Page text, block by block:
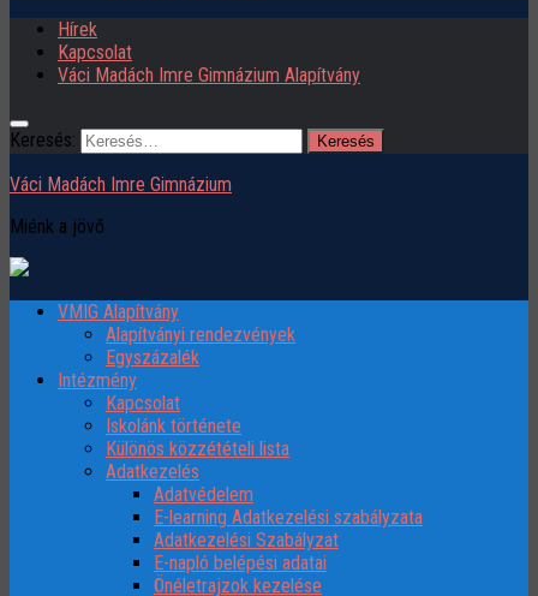
Hírek
Kapcsolat
Váci Madách Imre Gimnázium Alapítvány
Keresés:
Váci Madách Imre Gimnázium
Miénk a jövő
VMIG Alapítvány
Alapítványi rendezvények
Egyszázalék
Intézmény
Kapcsolat
Iskolánk története
Különös közzétételi lista
Adatkezelés
Adatvédelem
E-learning Adatkezelési szabályzata
Adatkezelési Szabályzat
E-napló belépési adatai
Önéletrajzok kezelése